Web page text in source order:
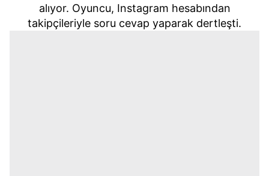
alıyor. Oyuncu, Instagram hesabından
takipçileriyle soru cevap yaparak dertleşti.